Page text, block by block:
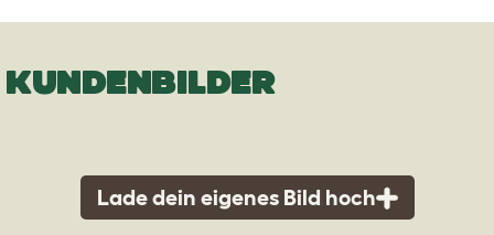
KUNDENBILDER
Lade dein eigenes Bild hoch